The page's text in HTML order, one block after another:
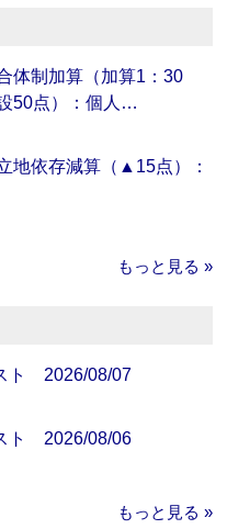
体制加算（加算1：30
50点）：個人…
地依存減算（▲15点）：
もっと見る »
ト 2026/08/07
ト 2026/08/06
もっと見る »